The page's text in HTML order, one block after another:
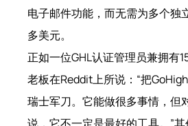
电子邮件功能，而无需为多个独
多美元。
正如一位GHL认证管理员兼拥有
老板在Reddit上所说：“把
瑞士军刀。它能做很多事情，但